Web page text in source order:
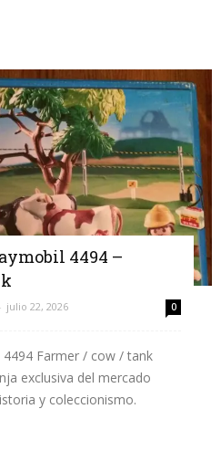
4494 –
- julio 22, 2026 0
4494 Farmer / cow / tank
exclusiva del mercado
y coleccionismo.